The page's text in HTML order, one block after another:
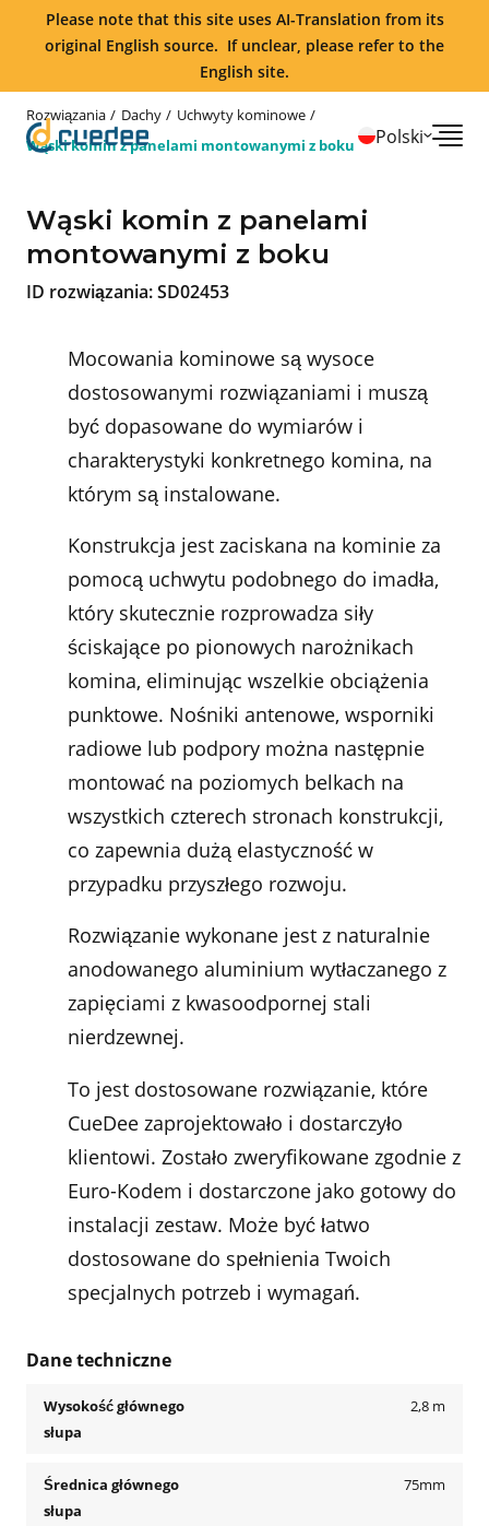
Please note that this site uses AI-Translation from its
original English source. If unclear, please refer to the
English site.
Polski
Rozwiązania Dachy
Uchwyty kominowe
Wąski komin z panelami montowanymi z boku
Wąski komin z panelami
montowanymi z boku
ID rozwiązania:SD02453
Mocowania kominowe są wysoce
dostosowanymi rozwiązaniami i muszą
być dopasowane do wymiarów i
charakterystyki konkretnego komina, na
którym są instalowane.
Konstrukcja jest zaciskana na kominie za
pomocą uchwytu podobnego do imadła,
który skutecznie rozprowadza siły
ściskające po pionowych narożnikach
komina, eliminując wszelkie obciążenia
punktowe. Nośniki antenowe, wsporniki
radiowe lub podpory można następnie
montować na poziomych belkach na
wszystkich czterech stronach konstrukcji,
co zapewnia dużą elastyczność w
przypadku przyszłego rozwoju.
Rozwiązanie wykonane jest z naturalnie
anodowanego aluminium wytłaczanego z
zapięciami z kwasoodpornej stali
nierdzewnej.
To jest dostosowane rozwiązanie, które
CueDee zaprojektowało i dostarczyło
klientowi. Zostało zweryfikowane zgodnie z
Euro-Kodem i dostarczone jako gotowy do
instalacji zestaw. Może być łatwo
dostosowane do spełnienia Twoich
specjalnych potrzeb i wymagań.
Dane techniczne
Wysokość głównego
słupa
2,8 m
Średnica głównego
słupa
75mm